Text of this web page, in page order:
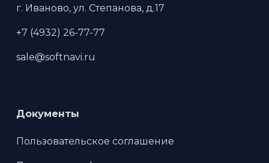
г. Иваново, ул. Степанова, д.17
+7 (4932) 26-77-77
sale@softnavi.ru
Документы
Пользовательское соглашение